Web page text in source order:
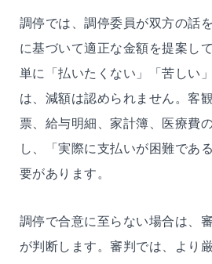
調停では、調停委員が双方の話
に基づいて適正な金額を提案し
単に「払いたくない」「苦しい
は、減額は認められません。客
票、給与明細、家計簿、医療費
し、「実際に支払いが困難であ
要があります。
調停で合意に至らない場合は、
が判断します。審判では、より